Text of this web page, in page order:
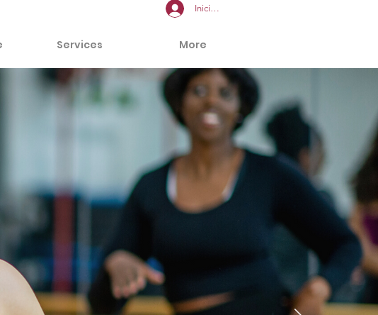
Services More
Iniciar sesión